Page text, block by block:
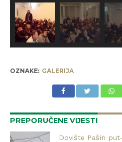
OZNAKE: GALERIJA
PREPORUČENE VIJESTI
Dovište Pašin